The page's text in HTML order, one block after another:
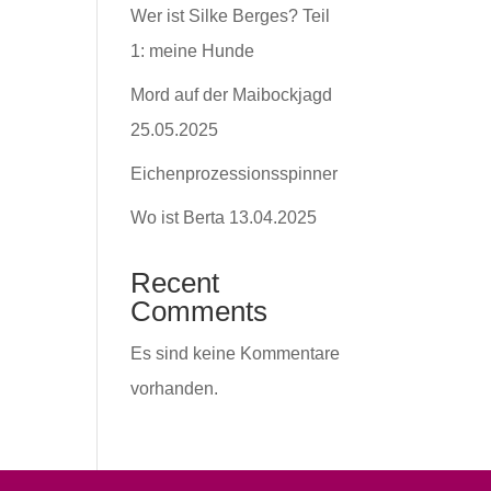
Wer ist Silke Berges? Teil
1: meine Hunde
Mord auf der Maibockjagd
25.05.2025
Eichenprozessionsspinner
Wo ist Berta 13.04.2025
Recent
Comments
Es sind keine Kommentare
vorhanden.